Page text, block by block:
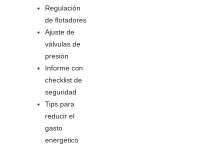
Regulación
de flotadores
Ajuste de
válvulas de
presión
Informe con
checklist de
seguridad
Tips para
reducir el
gasto
energético